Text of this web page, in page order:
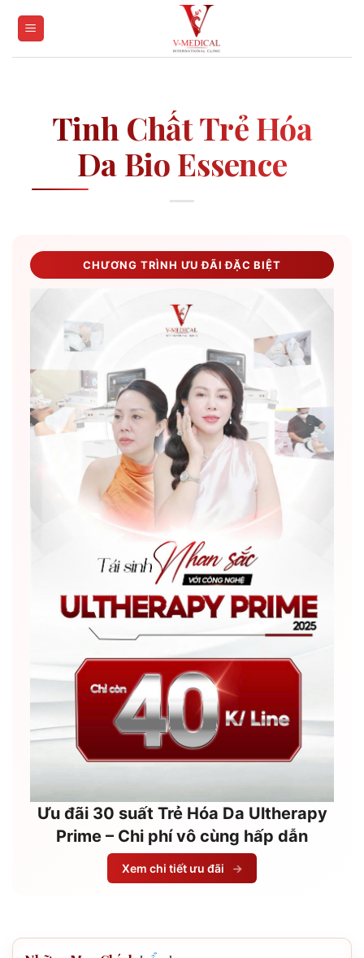
Tinh Chất Trẻ Hóa
Da Bio Essence
CHƯƠNG TRÌNH ƯU ĐÃI ĐẶC BIỆT
Ưu đãi 30 suất Trẻ Hóa Da Ultherapy
Prime – Chi phí vô cùng hấp dẫn
Xem chi tiết ưu đãi →